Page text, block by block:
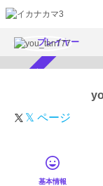
プレイヤー
𝕏 ページ
基本情報